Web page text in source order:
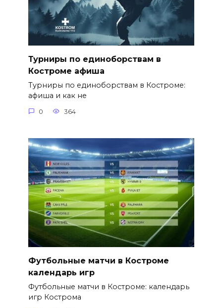
Турниры по единоборствам в
Костроме афиша
Турниры по единоборствам в Костроме:
афиша и как не
0 364
Футбольные матчи в Костроме
календарь игр
Футбольные матчи в Костроме: календарь
игр Кострома